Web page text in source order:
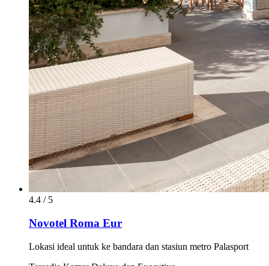
4.4 / 5
Novotel Roma Eur
Lokasi ideal untuk ke bandara dan stasiun metro Palasport